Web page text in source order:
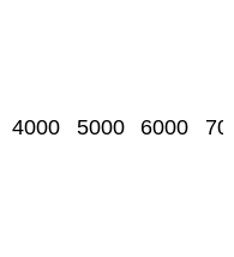
4000 5000 6000